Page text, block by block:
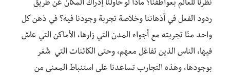
نظرنا للعالم بعواطفنا؟ ماذا لو حاولنا إدراك المكان عن طريق
ردود الفعل في أذهاننا وخلاصة تجربة وجودنا فيه؟ في ذهن كل
واحد منّا تجربته مع أجواء المدن التي زارها، الأماكن التي عاش
فيها، الناس الذين تفاعَل معهم، وحتى الكائنات التي شَعَر
بوجودها، وهذه التجارب تساعدنا على استنباط المعنى من